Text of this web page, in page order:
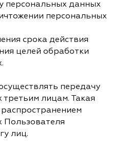
персональных данных
персональных
срока действия
целей обработки
передачу
лицам. Такая
Пользователя
лиц.